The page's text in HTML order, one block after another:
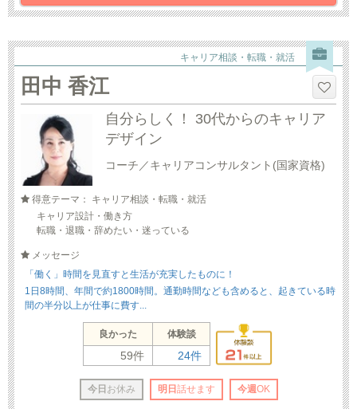
キャリア相談・転職・就活
田中 香江
自分らしく！ 30代からのキャリア
デザイン
コーチ／キャリアコンサルタント(国家資格)
得意テーマ： キャリア相談・転職・就活
キャリア設計・働き方
転職・退職・辞めたい・迷っている
メッセージ
「働く」時間を見直すと生活が充実したものに！
1日8時間、年間で約1800時間。通勤時間なども含めると、起きている時
間の半分以上が仕事に費す...
良かった 体験談
59件 24件
今日 お休み 明日 話せます 今週OK